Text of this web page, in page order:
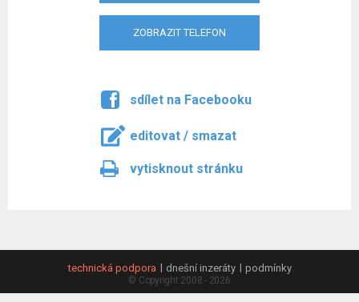
ZOBRAZIT TELEFON
sdílet na Facebooku
editovat / smazat
vytisknout stránku
technická podpora dnešní inzeráty podmínky
© Copyright 2008 - 2026